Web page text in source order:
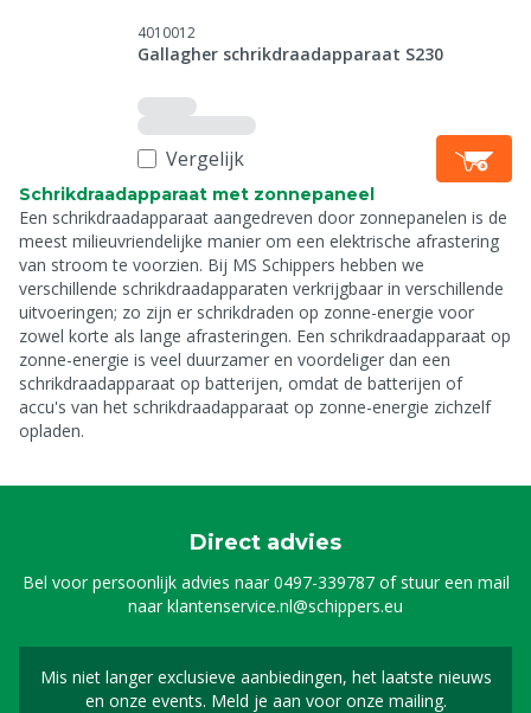
4010012
Gallagher schrikdraadapparaat S230
Vergelijk
Schrikdraadapparaat met zonnepaneel
Een schrikdraadapparaat aangedreven door zonnepanelen is de
meest milieuvriendelijke manier om een elektrische afrastering
van stroom te voorzien. Bij MS Schippers hebben we
verschillende schrikdraadapparaten verkrijgbaar in verschillende
uitvoeringen; zo zijn er schrikdraden op zonne-energie voor
zowel korte als lange afrasteringen. Een schrikdraadapparaat op
zonne-energie is veel duurzamer en voordeliger dan een
schrikdraadapparaat op batterijen, omdat de batterijen of
accu's van het schrikdraadapparaat op zonne-energie zichzelf
opladen.
Direct advies
Bel voor persoonlijk advies naar0497-339787of stuur een mail
naarklantenservice.nl@schippers.eu
Mis niet langer exclusieve aanbiedingen, het laatste nieuws
en onze events. Meld je aan voor onze mailing.
Schrijf je in voor onze